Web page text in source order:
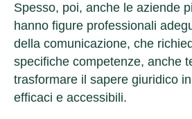
Spesso, poi, anche le aziende
hanno figure professionali
della comunicazione, che
specifiche competenze, anche
trasformare il sapere giuridico
efficaci e accessibili.